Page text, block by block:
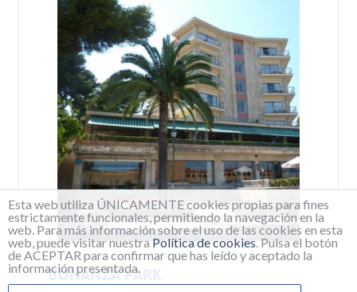
Esta web utiliza ÚNICAMENTE cookies propias para fines
estrictamente funcionales, permitiendo la navegación en la
web. Para más información sobre el uso de las cookies en esta
web, puede visitar nuestra Política de cookies . Pulsa el botón
de ACEPTAR para confirmar que has leído y aceptado la
información presentada.
BONANZA PARK